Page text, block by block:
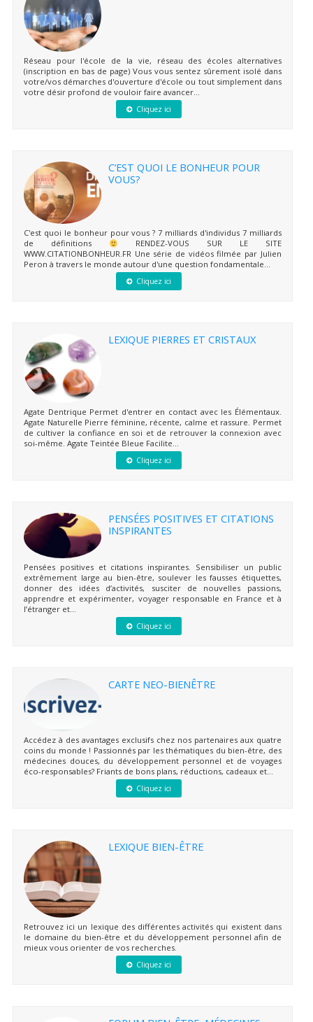
Réseau pour l'école de la vie, réseau des écoles alternatives
(inscription en bas de page) Vous vous sentez sûrement isolé dans
votre/vos démarches d'ouverture d'école ou tout simplement dans
votre désir profond de vouloir faire avancer...
Cliquez ici
C’EST QUOI LE BONHEUR POUR
VOUS?
C'est quoi le bonheur pour vous ? 7 milliards d'individus 7 milliards
de définitions
RENDEZ-VOUS SUR LE SITE
WWW.CITATIONBONHEUR.FR Une série de vidéos filmée par Julien
Peron à travers le monde autour d'une question fondamentale...
Cliquez ici
LEXIQUE PIERRES ET CRISTAUX
Agate Dentrique Permet d'entrer en contact avec les Élémentaux.
Agate Naturelle Pierre féminine, récente, calme et rassure. Permet
de cultiver la confiance en soi et de retrouver la connexion avec
soi-même. Agate Teintée Bleue Facilite...
Cliquez ici
PENSÉES POSITIVES ET CITATIONS
INSPIRANTES
Pensées positives et citations inspirantes. Sensibiliser un public
extrêmement large au bien-être, soulever les fausses étiquettes,
donner des idées d’activités, susciter de nouvelles passions,
apprendre et expérimenter, voyager responsable en France et à
l’étranger et...
Cliquez ici
CARTE NEO-BIENÊTRE
Accédez à des avantages exclusifs chez nos partenaires aux quatre
coins du monde ! Passionnés par les thématiques du bien-être, des
médecines douces, du développement personnel et de voyages
éco-responsables? Friants de bons plans, réductions, cadeaux et...
Cliquez ici
LEXIQUE BIEN-ÊTRE
Retrouvez ici un lexique des différentes activités qui existent dans
le domaine du bien-être et du développement personnel afin de
mieux vous orienter de vos recherches.
Cliquez ici